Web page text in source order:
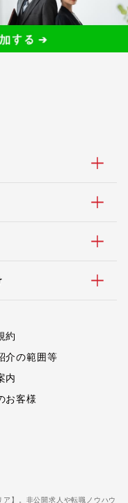
約
介の範囲等
内
お客様
】。非公開求人や転職ノウハウ